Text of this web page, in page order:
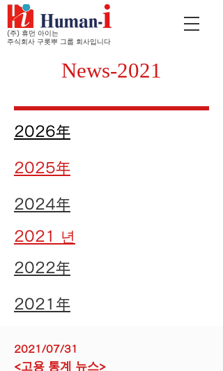
(주) 휴먼 아이는
주식회사 구롯뿌 그룹 회사입니다
News-2021
2026年
2025年
2024年
2021 년
2022年
2021年
2021/07/31
<고용 통계 뉴스>